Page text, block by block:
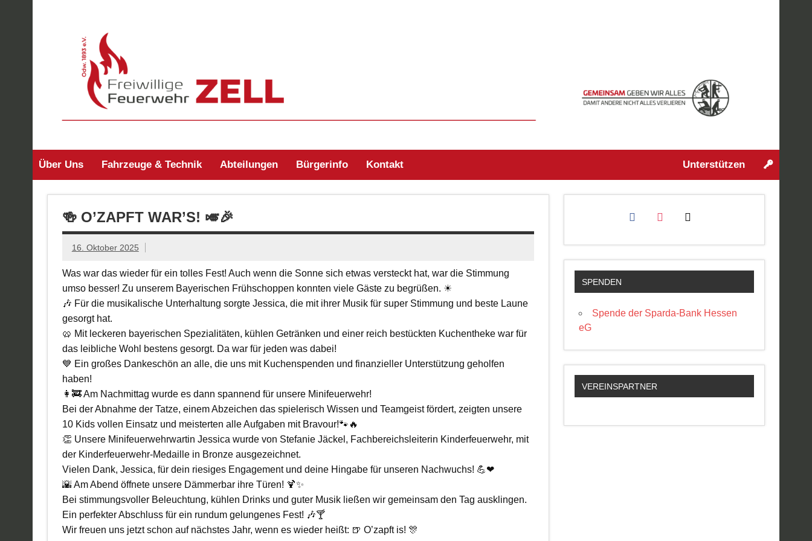
Über Uns Fahrzeuge & Technik Abteilungen Bürgerinfo Kontakt Unterstützen
🍻 O’ZAPFT WAR’S! 🎺🎉
16. Oktober 2025
Was war das wieder für ein tolles Fest! Auch wenn die Sonne sich etwas versteckt hat, war die Stimmung
umso besser! Zu unserem Bayerischen Frühschoppen konnten viele Gäste zu begrüßen. ☀
🎶 Für die musikalische Unterhaltung sorgte Jessica, die mit ihrer Musik für super Stimmung und beste Laune
gesorgt hat.
🥨 Mit leckeren bayerischen Spezialitäten, kühlen Getränken und einer reich bestückten Kuchentheke war für
das leibliche Wohl bestens gesorgt. Da war für jeden was dabei!
💙 Ein großes Dankeschön an alle, die uns mit Kuchenspenden und finanzieller Unterstützung geholfen
haben!
👩‍🚒 Am Nachmittag wurde es dann spannend für unsere Minifeuerwehr!
Bei der Abnahme der Tatze, einem Abzeichen das spielerisch Wissen und Teamgeist fördert, zeigten unsere
10 Kids vollen Einsatz und meisterten alle Aufgaben mit Bravour!🐾🔥
👏 Unsere Minifeuerwehrwartin Jessica wurde von Stefanie Jäckel, Fachbereichsleiterin Kinderfeuerwehr, mit
der Kinderfeuerwehr-Medaille in Bronze ausgezeichnet.
Vielen Dank, Jessica, für dein riesiges Engagement und deine Hingabe für unseren Nachwuchs! 💪❤
🌇 Am Abend öffnete unsere Dämmerbar ihre Türen! 🍹✨
Bei stimmungsvoller Beleuchtung, kühlen Drinks und guter Musik ließen wir gemeinsam den Tag ausklingen.
Ein perfekter Abschluss für ein rundum gelungenes Fest! 🎶🍸
Wir freuen uns jetzt schon auf nächstes Jahr, wenn es wieder heißt: 🍺 O’zapft is! 🎊
facebookinstagram
mail
SPENDEN
Spende der Sparda-Bank Hessen
eG
VEREINSPARTNER